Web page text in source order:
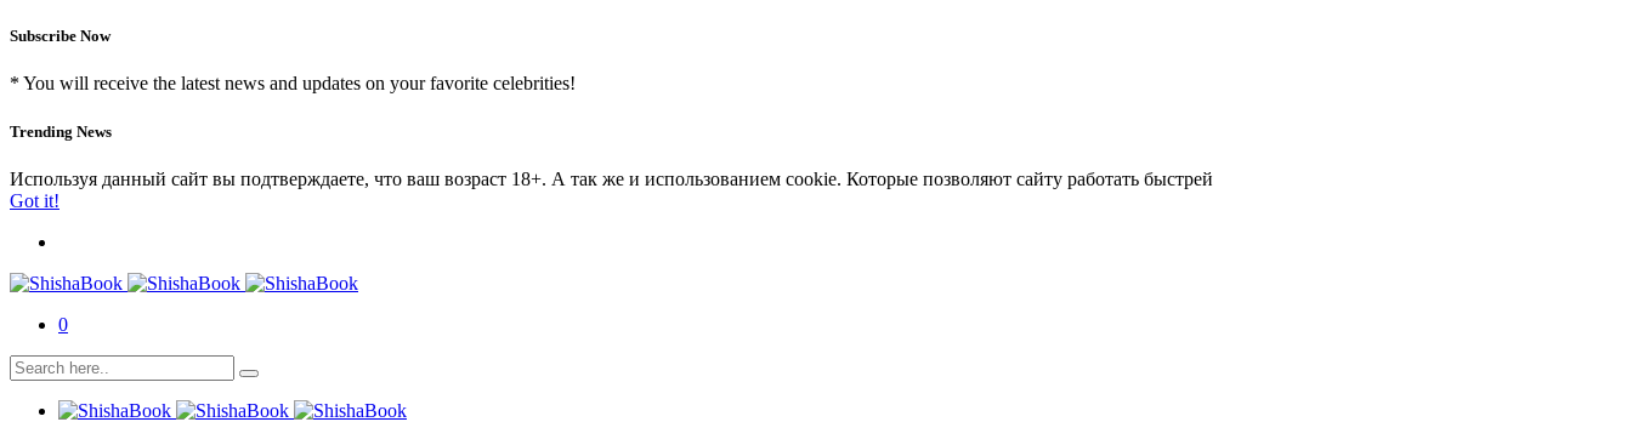
Subscribe Now
* You will receive the latest news and updates on your favorite celebrities!
Trending News
Используя данный сайт вы подтверждаете, что ваш возраст 18+. А так же и использованием cookie. Которые позволяют сайту работать быстрей
Got it!
0